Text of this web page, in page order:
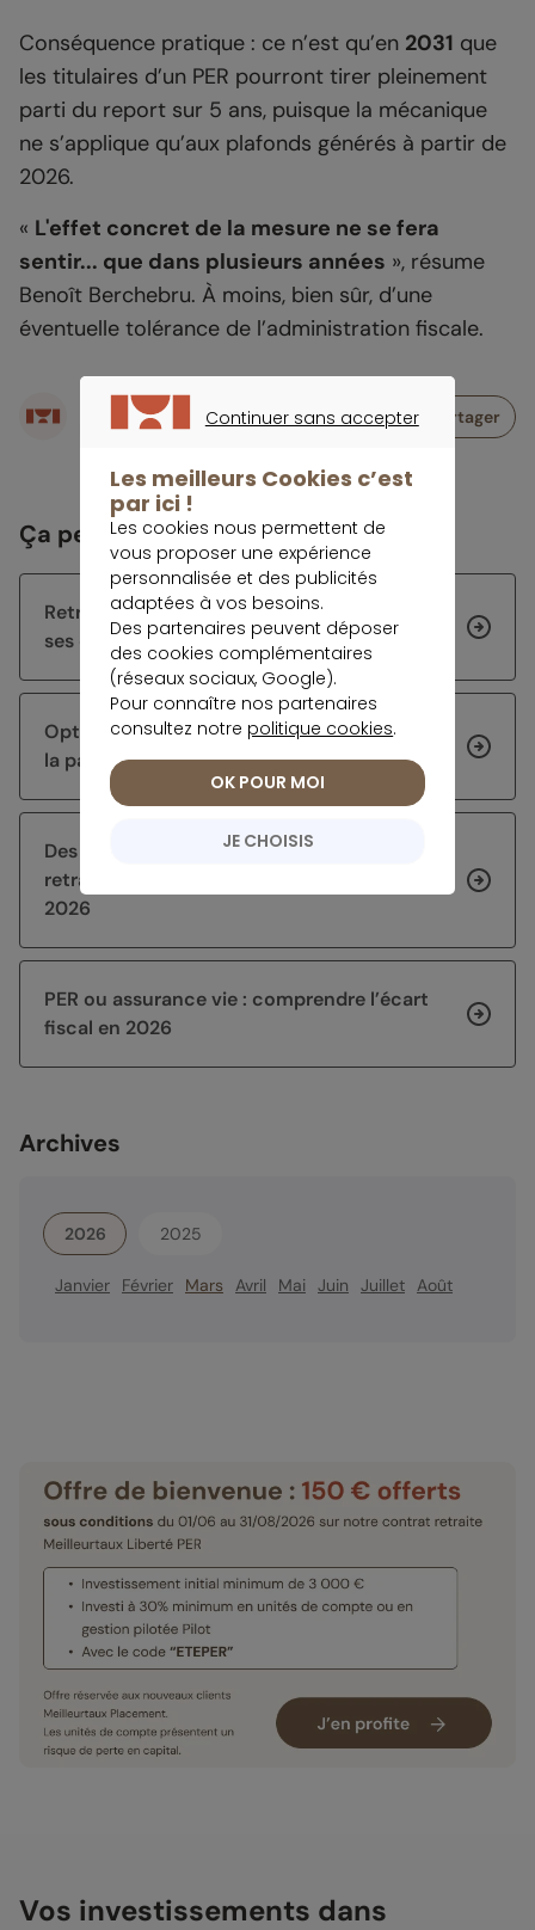
Conséquence pratique : ce n’est qu’en 2031 que
les titulaires d’un PER pourront tirer pleinement
parti du report sur 5 ans, puisque la mécanique
ne s’applique qu’aux plafonds générés à partir de
2026.
« L'effet concret de la mesure ne se fera
sentir... que dans plusieurs années », résume
Benoît Berchebru. À moins, bien sûr, d’une
éventuelle tolérance de l’administration fiscale.
Écrit par
Rédaction meilleurtaux Placement
Partager
Ça peut vous intéresser
Retraite : comprendre l’âge du taux plein et
ses effets
Optimiser sa retraite grâce aux droits liés à
la paternité
Des décalages prévus pour le paiement des
retraites de base et complémentaire en août
2026
PER ou assurance vie : comprendre l’écart
fiscal en 2026
Archives
2026 2025
Janvier Février Mars Avril Mai Juin Juillet Août
Vos investissements dans
Continuer sans accepter
Les meilleurs Cookies c’est
par ici !
Les cookies nous permettent de
vous proposer une expérience
personnalisée et des publicités
adaptées à vos besoins.
Des partenaires peuvent déposer
des cookies complémentaires
(réseaux sociaux, Google).
Pour connaître nos partenaires
consultez notre politique cookies.
JE CHOISIS
OK POUR MOI